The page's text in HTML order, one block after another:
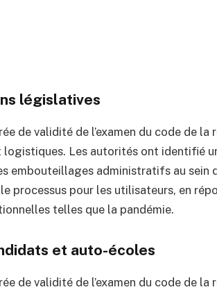
législatives
de validité de l’examen du code de
Les autorités ont identifié
embouteillages administratifs au sein
processus pour les utilisateurs, en
telles que la pandémie.
et auto-écoles
de validité de l’examen du code de